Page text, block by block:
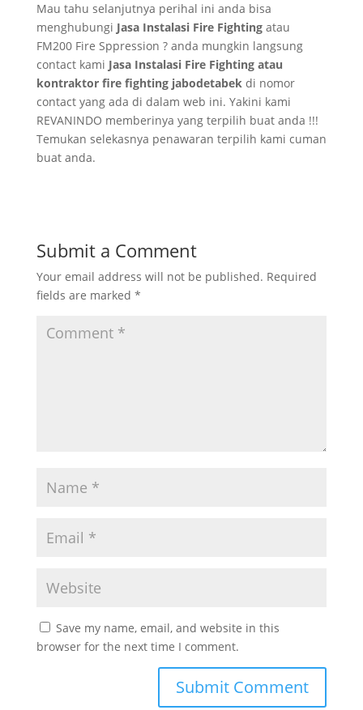
Mau tahu selanjutnya perihal ini anda bisa
menghubungi Jasa Instalasi Fire Fightingatau
FM200 Fire Sppression ? anda mungkin langsung
contact kami Jasa Instalasi Fire Fighting atau
kontraktor fire fighting jabodetabek di nomor
contact yang ada di dalam web ini. Yakini kami
REVANINDO memberinya yang terpilih buat anda !!!
Temukan selekasnya penawaran terpilih kami cuman
buat anda.
Submit a Comment
Your email address will not be published. Required
fields are marked *
Save my name, email, and website in this
browser for the next time I comment.